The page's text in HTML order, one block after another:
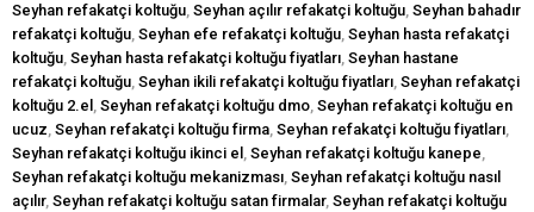
Seyhan refakatçi koltuğu, Seyhan açılır refakatçi koltuğu, Seyhan bahadır
refakatçi koltuğu, Seyhan efe refakatçi koltuğu, Seyhan hasta refakatçi
koltuğu, Seyhan hasta refakatçi koltuğu fiyatları, Seyhan hastane
refakatçi koltuğu, Seyhan ikili refakatçi koltuğu fiyatları, Seyhan refakatçi
koltuğu 2.el , Seyhan refakatçi koltuğu dmo, Seyhan refakatçi koltuğu en
ucuz, Seyhan refakatçi koltuğu firma, Seyhan refakatçi koltuğu fiyatları,
Seyhan refakatçi koltuğu ikinci el , Seyhan refakatçi koltuğu kanepe,
Seyhan refakatçi koltuğu mekanizması, Seyhan refakatçi koltuğu nasıl
açılır, Seyhan refakatçi koltuğu satan firmalar, Seyhan refakatçi koltuğu